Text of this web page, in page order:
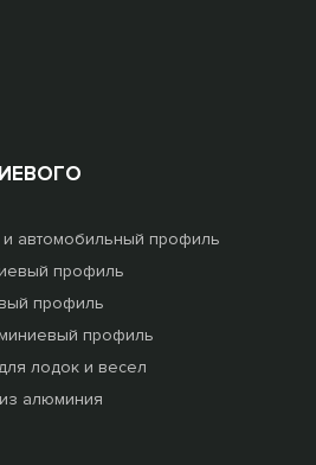
автомобильный профиль
профиль
профиль
профиль
лодок и весел
алюминия